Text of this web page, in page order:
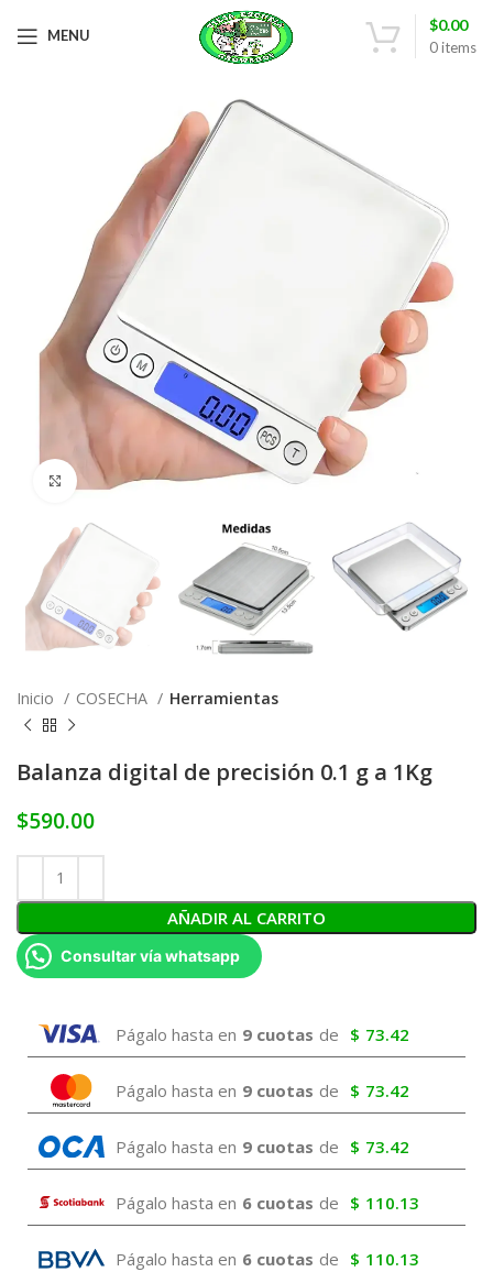
MENU
0items
$0.00
Click to enlarge
Inicio COSECHA Herramientas
Balanza digital de precisión 0.1 g a 1Kg
$590.00
AÑADIR AL CARRITO
Consultar vía whatsapp
Págalo hasta en 9 cuotas de $ 73.42
Págalo hasta en 9 cuotas de $ 73.42
Págalo hasta en 9 cuotas de $ 73.42
Págalo hasta en 6 cuotas de $ 110.13
Págalo hasta en 6 cuotas de $ 110.13